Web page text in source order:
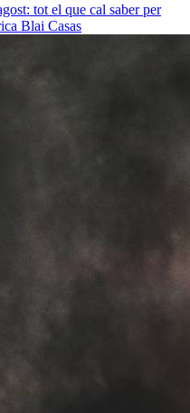
tot el que cal saber per
Blai Casas